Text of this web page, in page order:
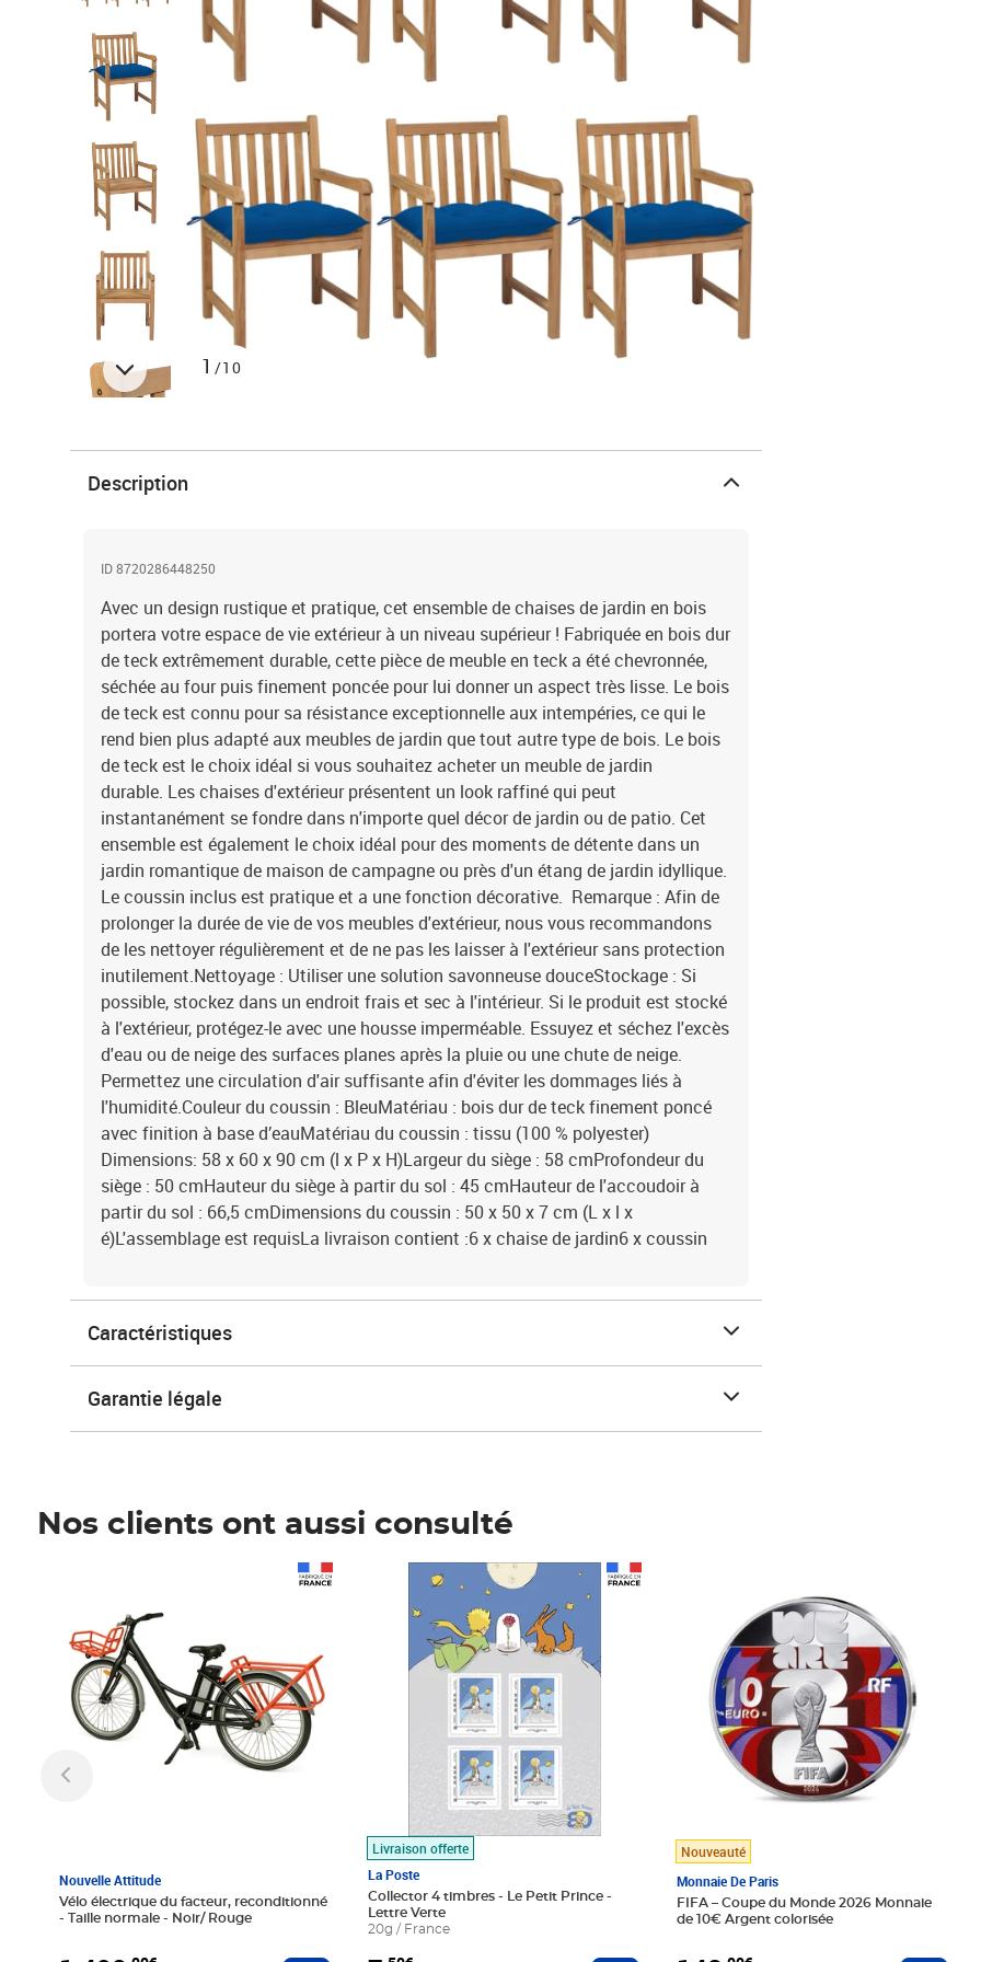
1 /10
Description
ID 8720286448250
Avec un design rustique et pratique, cet ensemble de chaises de jardin en bois
portera votre espace de vie extérieur à un niveau supérieur ! Fabriquée en bois dur
de teck extrêmement durable, cette pièce de meuble en teck a été chevronnée,
séchée au four puis finement poncée pour lui donner un aspect très lisse. Le bois
de teck est connu pour sa résistance exceptionnelle aux intempéries, ce qui le
rend bien plus adapté aux meubles de jardin que tout autre type de bois. Le bois
de teck est le choix idéal si vous souhaitez acheter un meuble de jardin
durable. Les chaises d'extérieur présentent un look raffiné qui peut
instantanément se fondre dans n'importe quel décor de jardin ou de patio. Cet
ensemble est également le choix idéal pour des moments de détente dans un
jardin romantique de maison de campagne ou près d'un étang de jardin idyllique.
Le coussin inclus est pratique et a une fonction décorative. Remarque : Afin de
prolonger la durée de vie de vos meubles d'extérieur, nous vous recommandons
de les nettoyer régulièrement et de ne pas les laisser à l'extérieur sans protection
inutilement.Nettoyage : Utiliser une solution savonneuse douceStockage : Si
possible, stockez dans un endroit frais et sec à l'intérieur. Si le produit est stocké
à l'extérieur, protégez-le avec une housse imperméable. Essuyez et séchez l'excès
d'eau ou de neige des surfaces planes après la pluie ou une chute de neige.
Permettez une circulation d'air suffisante afin d'éviter les dommages liés à
l'humidité.Couleur du coussin : BleuMatériau : bois dur de teck finement poncé
avec finition à base d’eauMatériau du coussin : tissu (100 % polyester)
Dimensions: 58 x 60 x 90 cm (l x P x H)Largeur du siège : 58 cmProfondeur du
siège : 50 cmHauteur du siège à partir du sol : 45 cmHauteur de l'accoudoir à
partir du sol : 66,5 cmDimensions du coussin : 50 x 50 x 7 cm (L x l x
é)L'assemblage est requisLa livraison contient :6 x chaise de jardin6 x coussin
Caractéristiques
Garantie légale
Nos clients ont aussi consulté
Nouvelle Attitude
Vélo électrique du facteur, reconditionné
- Taille normale - Noir/ Rouge
Livraison offerte
La Poste
Collector 4 timbres - Le Petit Prince -
Lettre Verte
20g / France
Prix 7,50€
Nouveauté
Monnaie De Paris
FIFA – Coupe du Monde 2026 Monnaie
de 10€ Argent colorisée